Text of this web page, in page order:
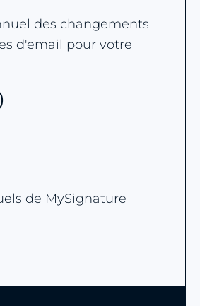
des changements
d'email pour votre
de MySignature